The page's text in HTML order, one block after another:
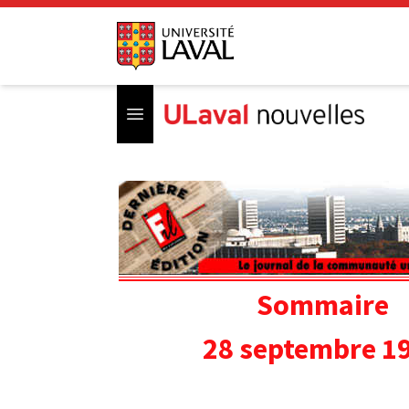
Open menu
Sommaire
28 septembre